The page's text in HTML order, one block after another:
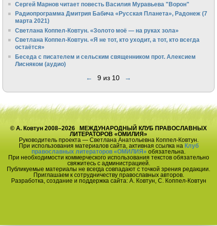
Сергей Марнов читает повесть Василия Муравьева "Ворон"
Радиопрограмма Дмитрия Бабича «Русская Планета», Радонеж (7
марта 2021)
Светлана Коппел-Ковтун. «Золото моё — на руках зола»
Светлана Коппел-Ковтун. «Я не тот, кто уходит, а тот, кто всегда
остаётся»
Беседа с писателем и сельским священником прот. Алексием
Лисняком (аудио)
← 9 из 10 →
© А. Ковтун 2008–2026 МЕЖДУНАРОДНЫЙ КЛУБ ПРАВОСЛАВНЫХ
ЛИТЕРАТОРОВ «ОМИЛИЯ»
Руководитель проекта — Светлана Анатольевна Коппел-Ковтун.
При использования материалов сайта, активная ссылка на Клуб
православных литераторов «ОМИЛИЯ» обязательна.
При необходимости коммерческого использования текстов обязательно
свяжитесь с администрацией.
Публикуемые материалы не всегда совпадают с точкой зрения редакции.
Приглашаем к сотрудничеству православных авторов.
Разработка, создание и поддержка сайта: А. Ковтун, С. Коппел-Ковтун